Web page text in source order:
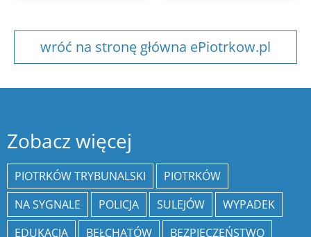
wróć na stronę główna ePiotrkow.pl
Zobacz więcej
PIOTRKÓW TRYBUNALSKI
PIOTRKÓW
NA SYGNALE
POLICJA SULEJÓW
WYPADEK
EDUKACJA
BEŁCHATÓW
BEZPIECZEŃSTWO